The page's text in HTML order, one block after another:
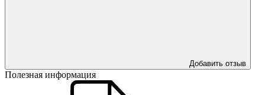
Добавить отзыв
Полезная информация